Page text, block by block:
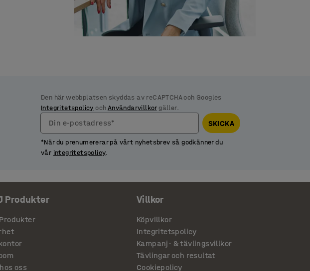
Den här webbplatsen skyddas av reCAPTCHA och Googles
Integritetspolicy ochAnvändarvillkorgäller.
Din e-postadress* SKICKA
*När du prenumererar på vårt nyhetsbrev så godkänner du
vår integritetspolicy.
Produkter
oss
Villkor
Köpvillkor
Integritetspolicy
Kampanj- & tävlingsvillkor
Tävlingar och resultat
Cookiepolicy